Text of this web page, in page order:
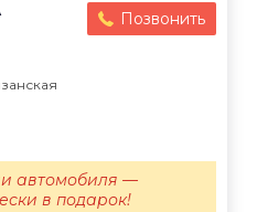
Позвонить
автомобиля —
в подарок!